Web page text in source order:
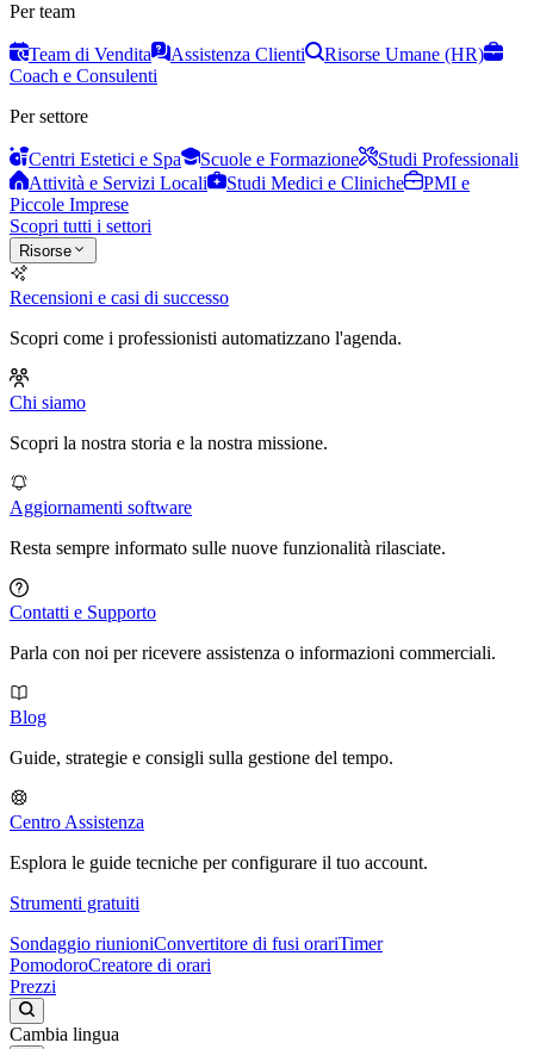
Per team
Team di Vendita Assistenza Clienti
Risorse Umane (HR)
Coach e Consulenti
Per settore
Centri Estetici e Spa Scuole e Formazione
Studi Professionali
Attività e Servizi Locali
Studi Medici e Cliniche
PMI e
Piccole Imprese
Scopri tutti i settori
Risorse
Recensioni e casi di successo
Scopri come i professionisti automatizzano l'agenda.
Chi siamo
Scopri la nostra storia e la nostra missione.
Aggiornamenti software
Resta sempre informato sulle nuove funzionalità rilasciate.
Contatti e Supporto
Parla con noi per ricevere assistenza o informazioni commerciali.
Blog
Guide, strategie e consigli sulla gestione del tempo.
Centro Assistenza
Esplora le guide tecniche per configurare il tuo account.
Strumenti gratuiti
Sondaggio riunioniConvertitore di fusi orariTimer
PomodoroCreatore di orari
Prezzi
Cambia lingua